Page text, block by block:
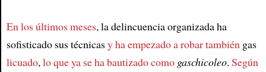
En los últimos meses, la delincuencia organizada ha
sofisticado sus técnicasy ha empezadoa robar tambiéngas
licuado,lo que ya se ha bautizado como gaschicoleo. Según